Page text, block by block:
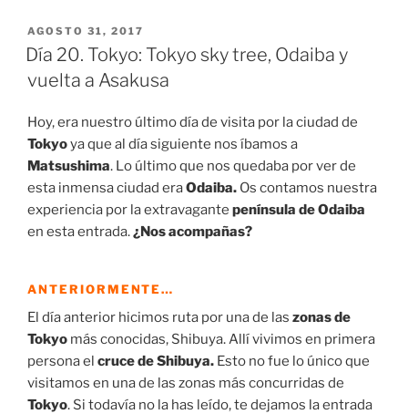
PUBLICADO
EL
AGOSTO 31, 2017
Día 20. Tokyo: Tokyo sky tree, Odaiba y
vuelta a Asakusa
Hoy, era nuestro último día de visita por la ciudad de
Tokyoya que al día siguiente nos íbamos a
Matsushima. Lo último que nos quedaba por ver de
esta inmensa ciudad eraOdaiba. Os contamos nuestra
experiencia por la extravagante península de Odaiba
en esta entrada.¿Nos acompañas?
ANTERIORMENTE…
El día anterior hicimos ruta por una de las zonas de
Tokyo más conocidas, Shibuya. Allí vivimos en primera
persona el cruce de Shibuya. Esto no fue lo único que
visitamos en una de las zonas más concurridas de
Tokyo. Si todavía no la has leído, te dejamos la entrada